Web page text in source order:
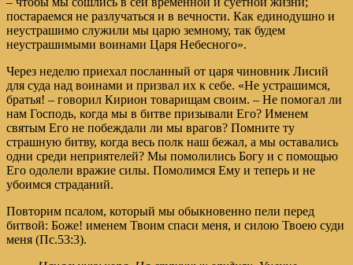
постараемся не разлучаться и в вечности. Как единодушно и
неустрашимо служили мы царю земному, так будем
неустрашимыми воинами Царя Небесного».
Через неделю приехал посланный от царя чиновник Лисий
для суда над воинами и призвал их к себе. «Не устрашимся,
братья! – говорил Кирион товарищам своим. – Не помогал ли
нам Господь, когда мы в битве призывали Его? Именем
святым Его не побеждали ли мы врагов? Помните ту
страшную битву, когда весь полк наш бежал, а мы оставались
одни среди неприятелей? Мы помолились Богу и с помощью
Его одолели вражие силы. Помолимся Ему и теперь и не
убоимся страданий.
Повторим псалом, который мы обыкновенно пели перед
битвой: Боже! именем Твоим спаси меня, и силою Твоею суди
меня (Пс.53:3).